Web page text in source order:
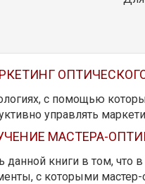
с помощью
управлять
МАСТЕРА-
данной книги в том, что
с которыми мастер-